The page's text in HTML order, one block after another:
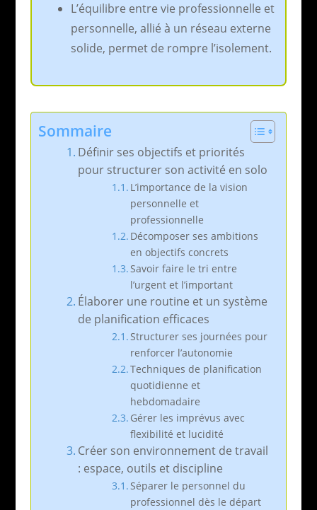
L’équilibre entre vie professionnelle et
personnelle, allié à un réseau externe
solide, permet de rompre l’isolement.
Sommaire
Définir ses objectifs et priorités
pour structurer son activité en solo
L’importance de la vision
personnelle et
professionnelle
Décomposer ses ambitions
en objectifs concrets
Savoir faire le tri entre
l’urgent et l’important
Élaborer une routine et un système
de planification efficaces
Structurer ses journées pour
renforcer l’autonomie
Techniques de planification
quotidienne et
hebdomadaire
Gérer les imprévus avec
flexibilité et lucidité
Créer son environnement de travail
: espace, outils et discipline
Séparer le personnel du
professionnel dès le départ